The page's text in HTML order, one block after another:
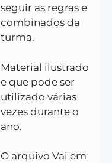
seguir as regras e
combinados da
turma.
Material ilustrado
e que pode ser
utilizado várias
vezes durante o
ano.
O arquivo Vai em